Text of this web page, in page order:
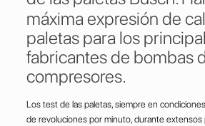
máxima expresión de
paletas para los
fabricantes de bombas
compresores.
Los test de las paletas, siempre en
de revoluciones por minuto, durante extensos